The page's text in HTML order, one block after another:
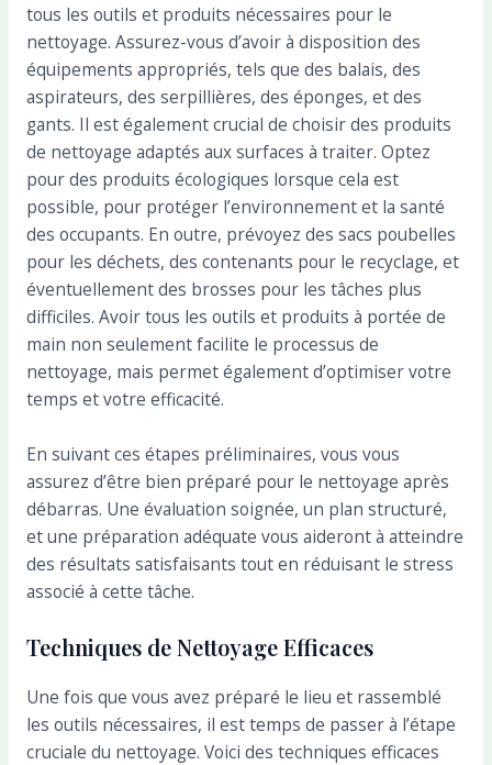
tous les outils et produits nécessaires pour le
nettoyage. Assurez-vous d’avoir à disposition des
équipements appropriés, tels que des balais, des
aspirateurs, des serpillières, des éponges, et des
gants. Il est également crucial de choisir des produits
de nettoyage adaptés aux surfaces à traiter. Optez
pour des produits écologiques lorsque cela est
possible, pour protéger l’environnement et la santé
des occupants. En outre, prévoyez des sacs poubelles
pour les déchets, des contenants pour le recyclage, et
éventuellement des brosses pour les tâches plus
difficiles. Avoir tous les outils et produits à portée de
main non seulement facilite le processus de
nettoyage, mais permet également d’optimiser votre
temps et votre efficacité.
En suivant ces étapes préliminaires, vous vous
assurez d’être bien préparé pour le nettoyage après
débarras. Une évaluation soignée, un plan structuré,
et une préparation adéquate vous aideront à atteindre
des résultats satisfaisants tout en réduisant le stress
associé à cette tâche.
Techniques de Nettoyage Efficaces
Une fois que vous avez préparé le lieu et rassemblé
les outils nécessaires, il est temps de passer à l’étape
cruciale du nettoyage. Voici des techniques efficaces